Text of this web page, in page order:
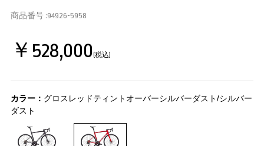
商品番号 :94926-5958
￥528,000(税込)
カラー： グロスレッドティントオーバーシルバーダスト/シルバー
ダスト